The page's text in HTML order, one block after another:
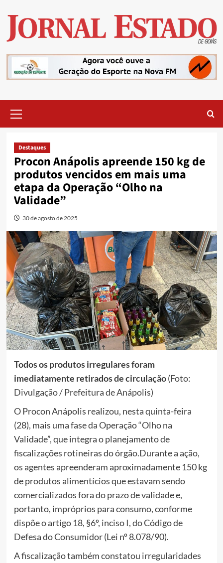
content
Menu
Destaques
Procon Anápolis apreende 150 kg de
produtos vencidos em mais uma
etapa da Operação “Olho na
Validade”
30 de agosto de 2025
Todos os produtos irregulares foram
imediatamente retirados de circulação(Foto:
Divulgação / Prefeitura de Anápolis)
O Procon Anápolis realizou, nesta quinta-feira
(28), mais uma fase da Operação “Olho na
Validade”, que integra o planejamento de
fiscalizações rotineiras do órgão.Durante a ação,
os agentes apreenderam aproximadamente 150 kg
de produtos alimentícios que estavam sendo
comercializados fora do prazo de validade e,
portanto, impróprios para consumo, conforme
dispõe o artigo 18, §6º, inciso I, do Código de
Defesa do Consumidor (Lei nº 8.078/90).
A fiscalização também constatou irregularidades